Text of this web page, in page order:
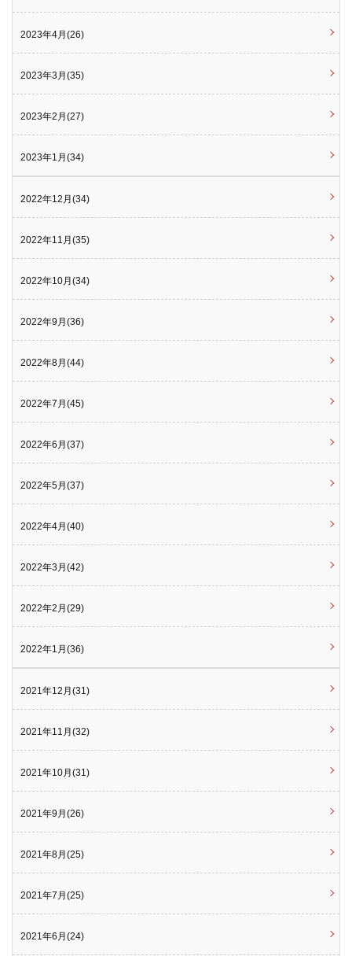
2023年4月(26)
2023年3月(35)
2023年2月(27)
2023年1月(34)
2022年12月(34)
2022年11月(35)
2022年10月(34)
2022年9月(36)
2022年8月(44)
2022年7月(45)
2022年6月(37)
2022年5月(37)
2022年4月(40)
2022年3月(42)
2022年2月(29)
2022年1月(36)
2021年12月(31)
2021年11月(32)
2021年10月(31)
2021年9月(26)
2021年8月(25)
2021年7月(25)
2021年6月(24)